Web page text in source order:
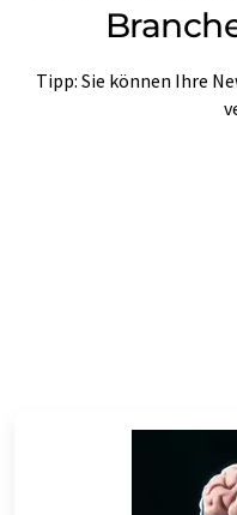
Tipp: Sie können Ihre